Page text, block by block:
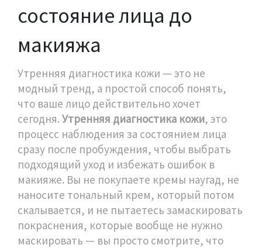
состояние лица до
макияжа
Утренняя диагностика кожи — это не
модный тренд, а простой способ понять,
что ваше лицо действительно хочет
сегодня. Утренняя диагностика кожи, это
процесс наблюдения за состоянием лица
сразу после пробуждения, чтобы выбрать
подходящий уход и избежать ошибок в
макияже. Вы не покупаете кремы наугад, не
наносите тональный крем, который потом
скалывается, и не пытаетесь замаскировать
покраснения, которые вообще не нужно
маскировать — вы просто смотрите, что